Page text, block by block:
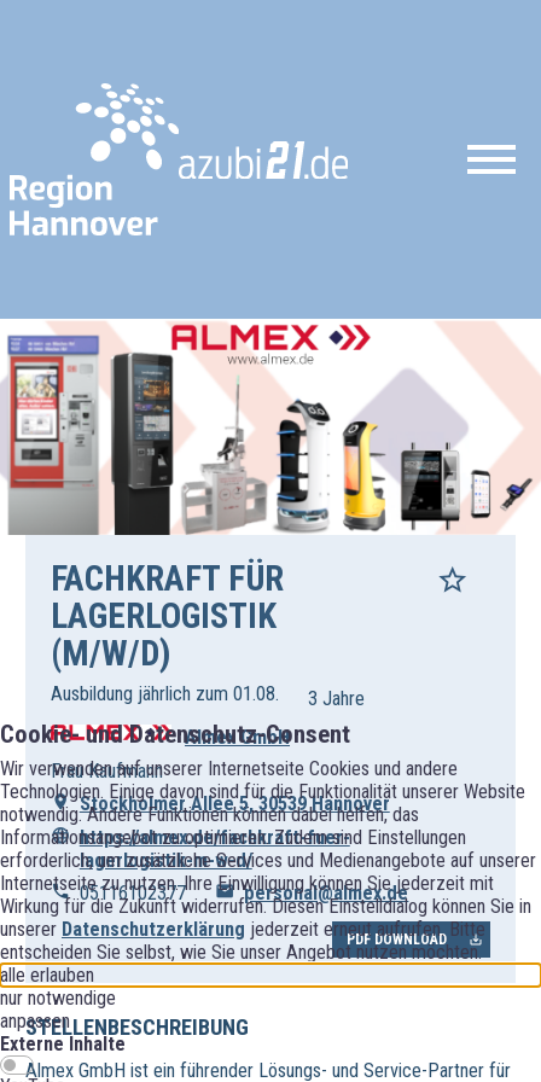
Cookie- und Datenschutz-Consent
Wir verwenden auf unserer Internetseite Cookies und andere
Technologien. Einige davon sind für die Funktionalität unserer Website
notwendig. Andere Funktionen können dabei helfen, das
Informationsangebot zu optimieren. Zudem sind Einstellungen
erforderlich, um zusätzliche Services und Medienangebote auf unserer
Internetseite zu nutzen. Ihre Einwilligung können Sie jederzeit mit
Wirkung für die Zukunft widerrufen. Diesen Einstelldialog können Sie in
unserer Datenschutzerklärung jederzeit erneut aufrufen. Bitte
entscheiden Sie selbst, wie Sie unser Angebot nutzen möchten.
alle erlauben
nur notwendige
anpassen
Externe Inhalte
FACHKRAFT FÜR
LAGERLOGISTIK
(M/W/D)
Ausbildung jährlich zum 01.08.
3 Jahre
Almex GmbH
Frau Kaufmann
Stockholmer Allee 5, 30539 Hannover
https://almex.de/fachkraft-fuer-
lagerlogistik-m-w-d/
05116102377
personal@almex.de
PDF DOWNLOAD
STELLENBESCHREIBUNG
Almex GmbH ist ein führender Lösungs- und Service-Partner für